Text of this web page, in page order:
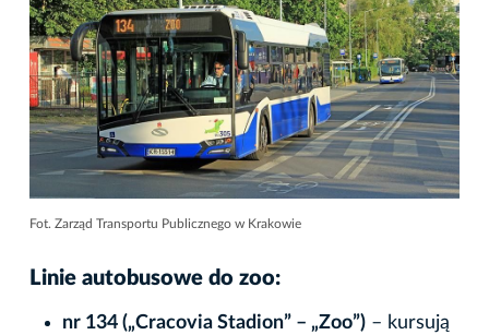
Fot. Zarząd Transportu Publicznego w Krakowie
Linie autobusowe do zoo:
nr 134 („Cracovia Stadion” – „Zoo”) – kursują